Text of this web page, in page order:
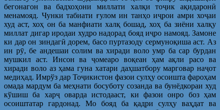
бегонагон ва бадхоҳони миллати халқи тоҷик ақидаронӣ
менамояд. Чунки табиати ғулом ин танҳо иҷрои амри хоҷаи
худ аст, хоҳ он ба манфиати халқ бошад, хоҳ ба зиёни халқу
миллат дигар иродаи худро надорад бояд иҷро намояд. Замоне
ки дар он зиндагӣ дорем, басо пуртазоду сермуноқиша аст. Аз
ин рӯ, бе андешаи солим ва хиради воло умр ба сар бурдан
мушкил аст. Инсон ва ҷомеаро воқеан ҳам ақли расо ва
хиради воло аз ҳама гуна хатари даҳшатбору марговар наҷот
медиҳад. Имрўз дар Тоҷикистон фазои сулҳу осоишта фароҳам
омада мардум ба меҳнати босуботу созанда ва бунёдкораи худ
кўшиш ба харҷ оварда истодааст, ки фазои онро боз ҳам
осоиштатар гардонад. Мо бояд ба қадри сулҳу ваҳдат ва